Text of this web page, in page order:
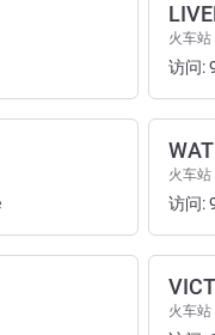
火车站
访问:
火车站
访问:
火车站